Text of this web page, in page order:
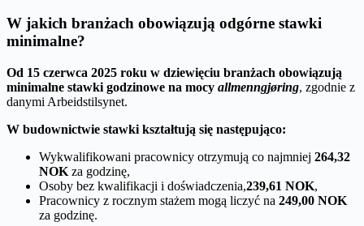
W jakich branżach obowiązują odgórne stawki
minimalne?
Od 15 czerwca 2025 roku w dziewięciu branżach obowiązują
minimalne stawki godzinowe na mocy allmenngjøring, zgodnie z
danymi Arbeidstilsynet.
W budownictwie stawki kształtują się następująco:
Wykwalifikowani pracownicy otrzymują co najmniej 264,32
NOK za godzinę,
Osoby bez kwalifikacji i doświadczenia,239,61 NOK,
Pracownicy z rocznym stażem mogą liczyć na 249,00 NOK
za godzinę.